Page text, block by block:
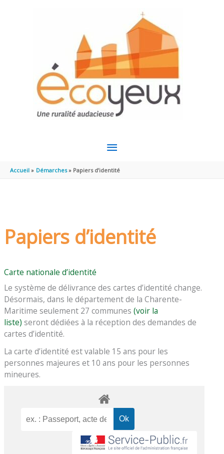
MENU
PRINCIPAL
Accueil Démarches Papiers d’identité
Papiers d’identité
Carte nationale d’identité
Le système de délivrance des cartes d’identité change.
Désormais, dans le département de la Charente-
Maritime seulement 27 communes(voir la
liste) seront dédiées à la réception des demandes de
cartes d’identité.
La carte d’identité est valable 15 ans pour les
personnes majeures et 10 ans pour les personnes
mineures.